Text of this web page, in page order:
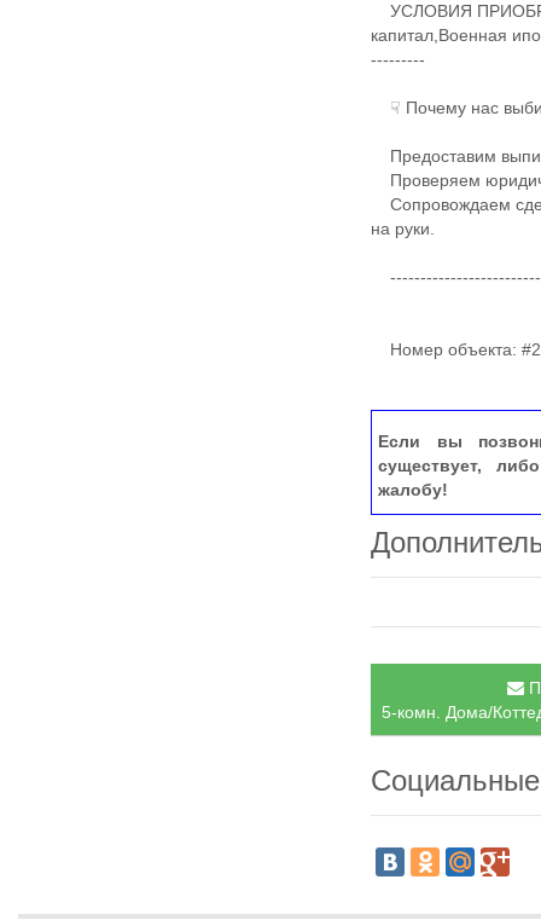
​​​​​УСЛОВИЯ
капитал,Военная
---------
☟ Почему нас
​Предоставим
Проверяем
Сопровождаем
на руки.
​​Номер объекта:
Если вы
существует,
жалобу!
5-комн. Дома/